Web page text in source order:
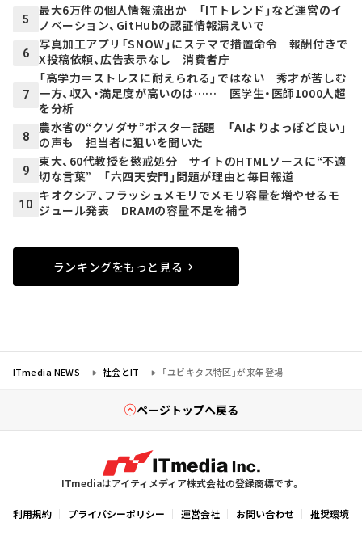
5
最大6万件の個人情報流出か 「ITトレンド」など運営のイ
ノベーション、GitHubの認証情報漏えいで
6
写真加工アプリ「SNOW」にステマで措置命令 報酬付きで
X投稿依頼、広告表示なし 消費者庁
7
「高学力＝ストレスに耐えられる」ではない 秀才が苦しむ
一方、収入・満足度が高いのは…… 医学生・医師1000人超
を分析
8
農水省の“クソダサ”ポスター話題 「AIよりよっぽど良い」
の声も 担当者に狙いを聞いた
9
東大、60代教授を懲戒処分 サイトのHTMLソースに“不適
切な言葉” 「六四天安門」問題が理由と毎日報道
10
キオクシア、フラッシュメモリでメモリ容量を増やせるモ
ジュール発表 DRAMの容量不足を補う
ランキングをもっと見る
ITmedia NEWS 社会とIT 「ユビキタス特区」が来年登場
ページトップへ戻る
ITmediaはアイティメディア株式会社の登録商標です。
利用規約 プライバシーポリシー 運営会社 お問い合わせ 推奨環境